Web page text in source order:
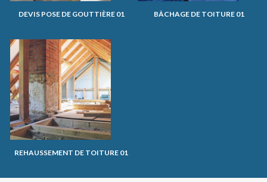
DEVIS POSE DE GOUTTIÈRE 01 BÂCHAGE DE TOITURE 01
REHAUSSEMENT DE TOITURE 01